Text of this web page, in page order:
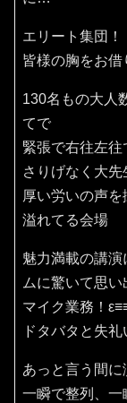
エリート集団！
皆様の胸をお借
130名もの大人
てで
緊張で右往左往
さりげなく大
厚い労いの声
溢れてる会場
魅力満載の講
ムに驚いて思い
マイク業務！
ドタバタと失
あっと言う間に
一瞬で整列、一